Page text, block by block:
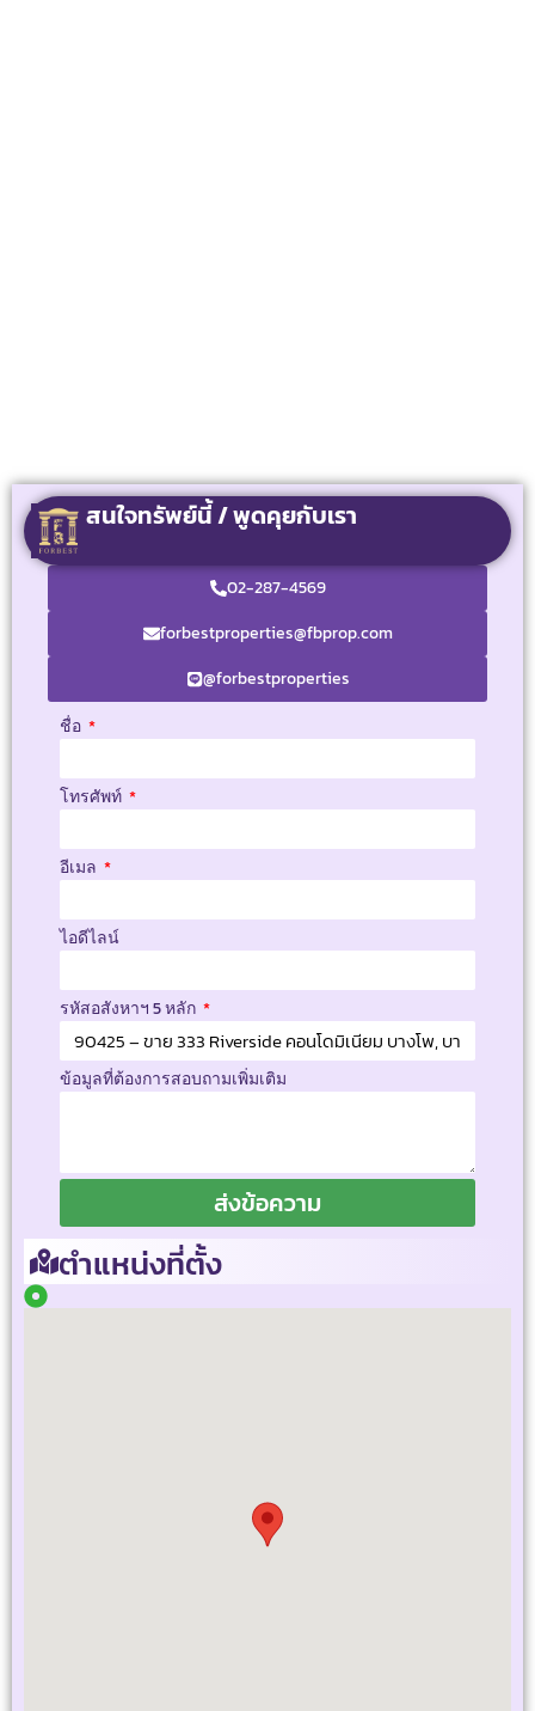
สนใจทรัพย์นี้ / พูดคุยกับเรา
02-287-4569
forbestproperties@fbprop.com
@forbestproperties
ชื่อ
โทรศัพท์
อีเมล
ไอดีไลน์
รหัสอสังหาฯ 5 หลัก
ข้อมูลที่ต้องการสอบถามเพิ่มเติม
ส่งข้อความ
ตำแหน่งที่ตั้ง